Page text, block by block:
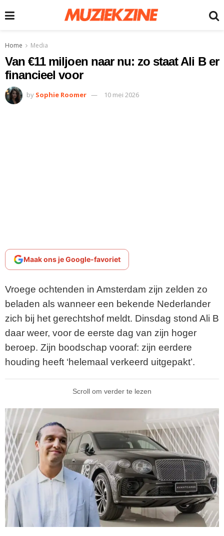
Home Media
Van €11 miljoen naar nu: zo staat Ali B er
financieel voor
by Sophie Roomer 10 mei 2026
Maak ons je Google-favoriet
Vroege ochtenden in Amsterdam zijn zelden zo
beladen als wanneer een bekende Nederlander
zich bij het gerechtshof meldt. Dinsdag stond Ali B
daar weer, voor de eerste dag van zijn hoger
beroep. Zijn boodschap vooraf: zijn eerdere
houding heeft ‘helemaal verkeerd uitgepakt’.
Scroll om verder te lezen